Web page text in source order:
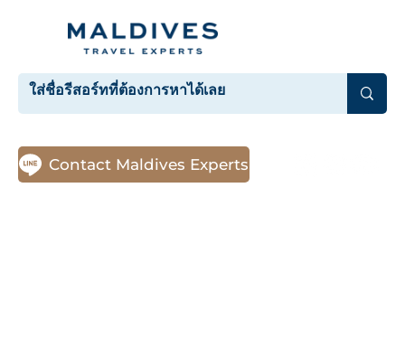
Contact Maldives Experts